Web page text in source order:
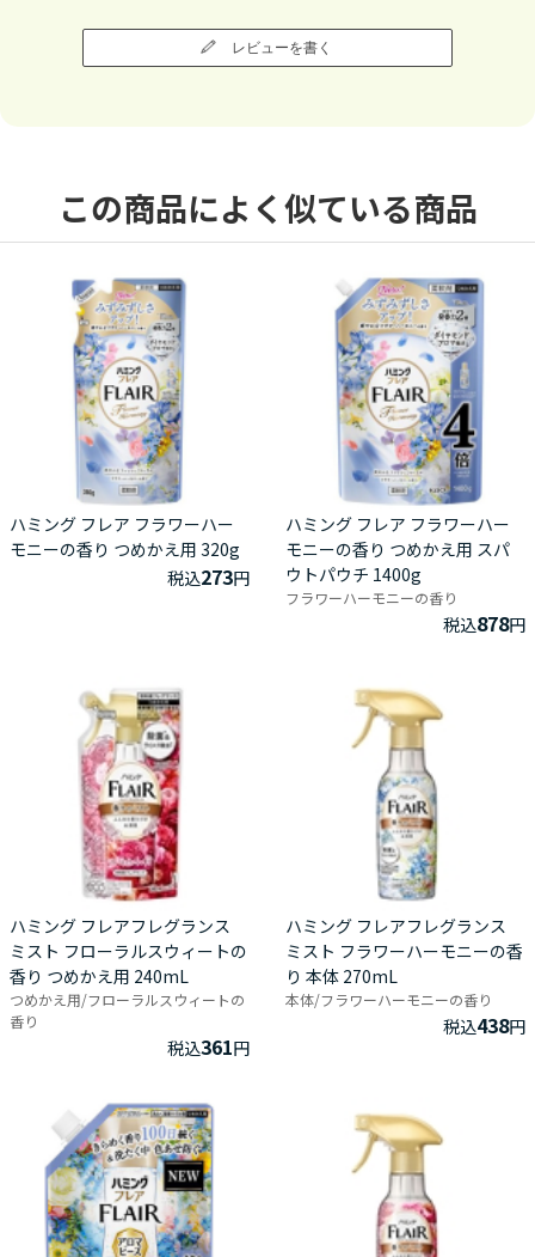
レビューを書く
この商品によく似ている商品
ハミング フレア フラワーハー
モニーの香り つめかえ用 320g
税込273円
ハミング フレア フラワーハー
モニーの香り つめかえ用 スパ
ウトパウチ 1400g
フラワーハーモニーの香り
税込878円
ハミング フレアフレグランス
ミスト フローラルスウィートの
香り つめかえ用 240mL
つめかえ用/フローラルスウィートの
香り
税込361円
ハミング フレアフレグランス
ミスト フラワーハーモニーの香
り 本体 270mL
本体/フラワーハーモニーの香り
税込438円